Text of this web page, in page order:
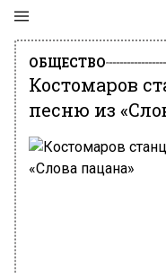
ОБЩЕСТВО
Костомаров
песню из